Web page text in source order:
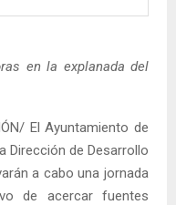
en la explanada del
El Ayuntamiento de
Dirección de Desarrollo
a cabo una jornada
de acercar fuentes